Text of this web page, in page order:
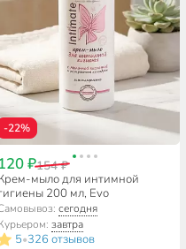
-22%
120 ₽154 ₽
мыло для интимной
200 мл, Evo
сегодня
завтра
5•326 отзывов